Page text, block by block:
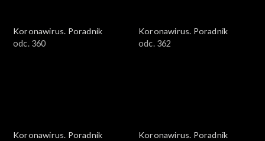
Koronawirus. Poradnik
odc. 360
Koronawirus. Poradnik
odc. 362
Koronawirus. Poradnik
Koronawirus. Poradnik